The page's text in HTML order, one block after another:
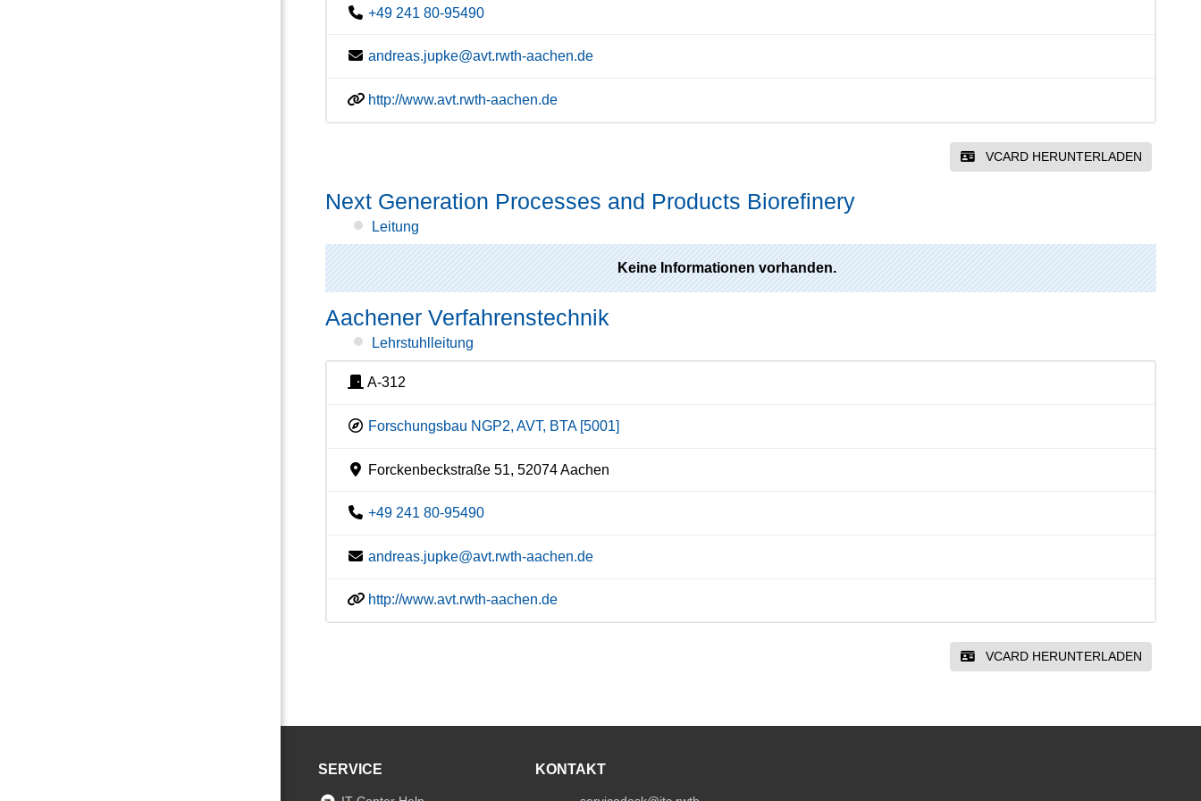
+49 241 80-95490
andreas.jupke@avt.rwth-aachen.de
http://www.avt.rwth-aachen.de
VCARD HERUNTERLADEN
Next Generation Processes and Products Biorefinery
Leitung
Keine Informationen vorhanden.
Aachener Verfahrenstechnik
Lehrstuhlleitung
A-312
Forschungsbau NGP2, AVT, BTA [5001]
Forckenbeckstraße 51, 52074 Aachen
+49 241 80-95490
andreas.jupke@avt.rwth-aachen.de
http://www.avt.rwth-aachen.de
VCARD HERUNTERLADEN
SERVICE KONTAKT